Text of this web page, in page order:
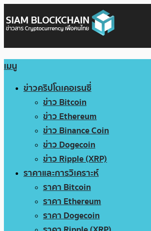
เมนู
ข่าวคริปโตเคอเรนซี่
ข่าว Bitcoin
ข่าว Ethereum
ข่าว Binance Coin
ข่าว Dogecoin
ข่าว Ripple (XRP)
ราคาและการวิเคราะห์
ราคา Bitcoin
ราคา Ethereum
ราคา Dogecoin